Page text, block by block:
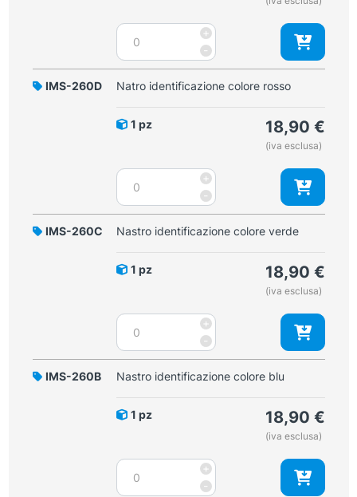
-
Nastro
identificazione
colore
giallo
+
IMS-260D Natro identificazione colore rosso
1 pz 18,90 €
(iva esclusa)
-
Natro
identificazione
colore
rosso
+
IMS-260C Nastro identificazione colore verde
1 pz 18,90 €
(iva esclusa)
-
Nastro
identificazione
colore
verde
+
IMS-260B Nastro identificazione colore blu
1 pz 18,90 €
(iva esclusa)
-
Nastro
identificazione
+